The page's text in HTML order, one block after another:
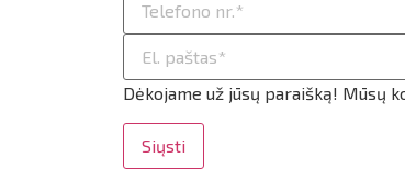
Dėkojame už jūsų paraišką! Mūsų
Siųsti